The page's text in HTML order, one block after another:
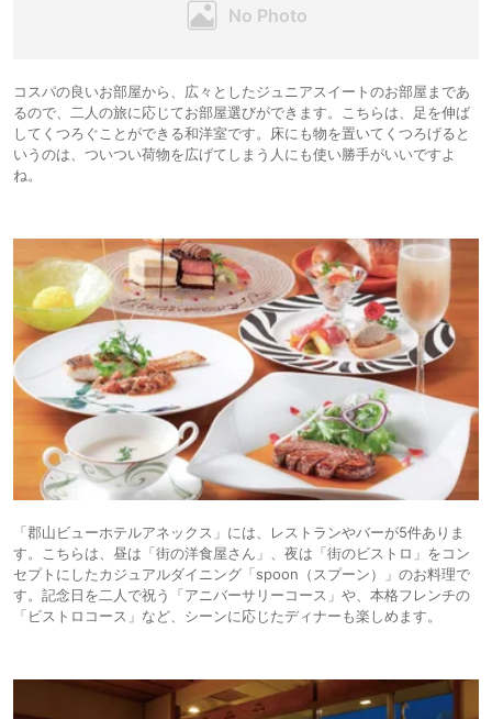
コスパの良いお部屋から、広々としたジュニアスイートのお部屋まであ
るので、二人の旅に応じてお部屋選びができます。こちらは、足を伸ば
してくつろぐことができる和洋室です。床にも物を置いてくつろげると
いうのは、ついつい荷物を広げてしまう人にも使い勝手がいいですよ
ね。
「郡山ビューホテルアネックス」には、レストランやバーが5件ありま
す。こちらは、昼は「街の洋食屋さん」、夜は「街のビストロ」をコン
セプトにしたカジュアルダイニング「spoon（スプーン）」のお料理で
す。記念日を二人で祝う「アニバーサリーコース」や、本格フレンチの
「ビストロコース」など、シーンに応じたディナーも楽しめます。